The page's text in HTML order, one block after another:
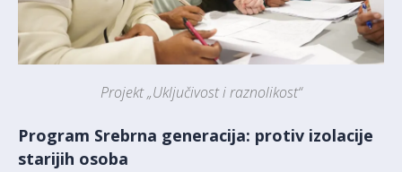
Projekt „Uključivost i raznolikost“
Program Srebrna generacija: protiv izolacije
starijih osoba